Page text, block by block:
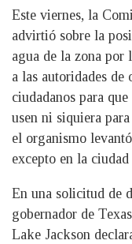
Este viernes, la
advirtió sobre la
agua de la zona por
a las autoridades
ciudadanos para
usen ni siquiera
el organismo
excepto en la
En una solicitud de
gobernador de
Lake Jackson